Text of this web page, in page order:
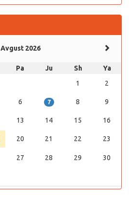
Avgust 2026
Pa Ju Sh
Ya
1
2
6 7 8 9
13 14 15 16
20 21 22 23
27 28 29 30